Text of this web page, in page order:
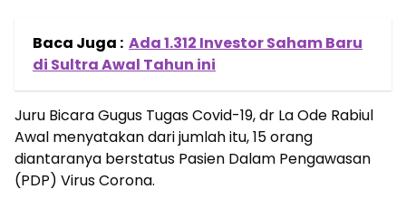
Baca Juga : Ada 1.312 Investor Saham Baru
di Sultra Awal Tahun ini
Juru Bicara Gugus Tugas Covid-19, dr La Ode Rabiul
Awal menyatakan dari jumlah itu, 15 orang
diantaranya berstatus Pasien Dalam Pengawasan
(PDP) Virus Corona.